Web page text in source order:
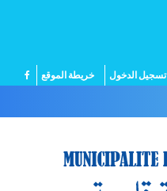
تسجيل الدخول خريطة الموقع